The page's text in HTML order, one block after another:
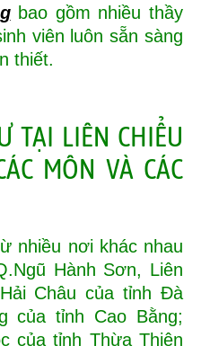
bao gồm nhiều thầy
viên luôn sẵn sàng
thiết.
TẠI LIÊN CHIỂU
MÔN VÀ CÁC
nhiều nơi khác nhau
Hành Sơn, Liên
Châu của tỉnh Đà
của tỉnh Cao Bằng;
của tỉnh Thừa Thiên